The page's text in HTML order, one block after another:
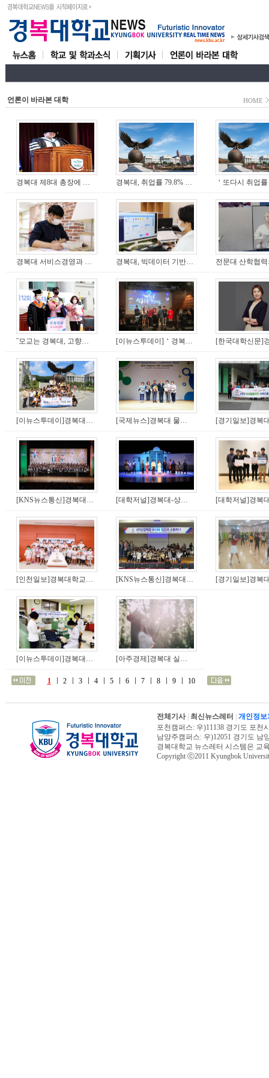
언론이 바라본 대학 HOME
경복대 제8대 총장에 전지용 박사 경복대, 취업률 79.8% 고공행진... 6년 연속 수도권대학 취업률 1위 ‘쾌거’
경복대 서비스경영과 권경환 학생, ‘세무회계 전문가 꿈’ 키워간다…자격증 다관왕 ‘15개’ 취득 경복대, 빅데이터 기반 ‘학생성공모델’ 개발
˝모교는 경복대, 고향은 포천시˝…미스터트롯 ‘임영웅 마케팅’ 눈길 [이뉴스투데이]＇경복대 실용음악과＇ 강혜림·홍승환, 대한민국 실용음악페스티벌 결선 진출
[이뉴스투데이]경복대 경복레오클럽, 한울타리지역아동센터와 하계 봉사 실시 [국제뉴스]경복대 물리치료과 양경희 교수 보건복지부장관 표창
[KNS뉴스통신]경복대학교, LINC+ 정식 출범...맞춤형 인재 양성 [대학저널]경복대-상명대, 창작뮤지컬 ＇꿈을 그리다＇ 특별 공연 개최
[인천일보]경복대학교 치위생학부, 포천 지역 유아 구강건강 체험 교실 [KNS뉴스통신]경복대학교 임상병리과, 작업치료과 재학생 대상 특강 개최
[이뉴스투데이]경복대학교 치위생과, ＇NCS기반 직무능력완성도평가＇ 통해 치과위생사 양성 [아주경제]경복대 실용음악과 김은지, 입학 2년만에 데뷔 앨범 ＇안아줘＇ 발매
1 2 3 4 5 6 7 8 9 10
전체기사| 최신뉴스레터
개인정보
포천캠퍼스: 우)11138 경기도 포천
남양주캠퍼스: 우)12051 경기도 남
경복대학교 뉴스레터 시스템은 교
Copyright ⓒ2011 Kyungbok